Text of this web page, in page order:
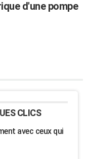
d'une pompe
CLICS
avec ceux qui